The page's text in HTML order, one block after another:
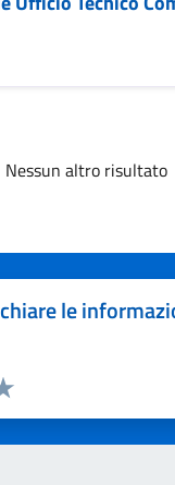
Nessun altro risultato
le
5 stelle su 5
4 stelle su 5
su 5
su 5
5